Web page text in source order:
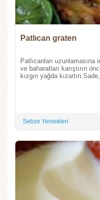
Patlıcan graten
Patlıcanları
ve baharatları karıştırın
kızgın yağda
Sebze Yemekleri